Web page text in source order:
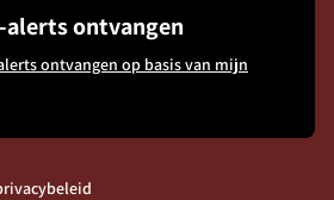
ontvangen
ontvangen op basis van mijn